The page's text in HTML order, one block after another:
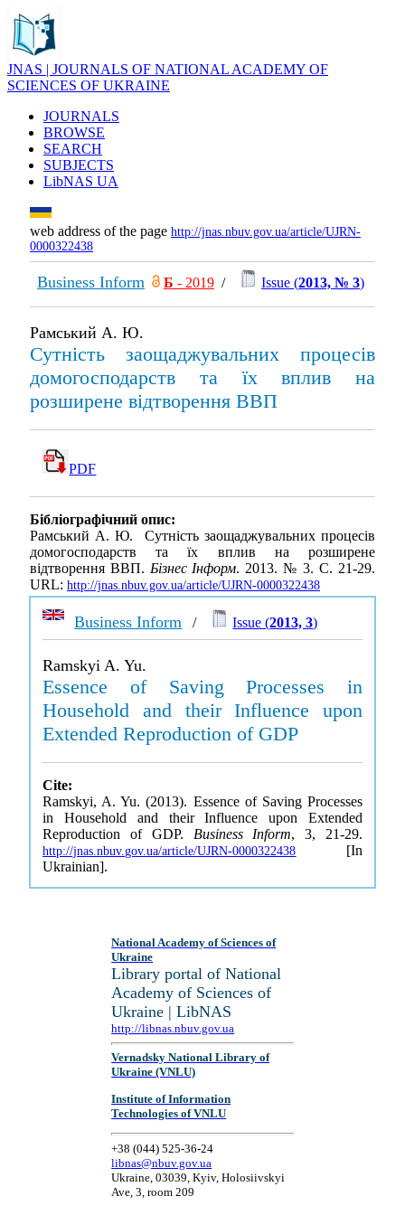
JNAS | JOURNALS OF NATIONAL ACADEMY OF
SCIENCES OF UKRAINE
JOURNALS
BROWSE
SEARCH
SUBJECTS
LibNAS UA
web address of the page http://jnas.nbuv.gov.ua/article/UJRN-
0000322438
Business Inform Б - 2019 / Issue (2013, № 3)
Рамський А. Ю.
Сутність заощаджувальних процесів
домогосподарств та їх вплив на
розширене відтворення ВВП
PDF
Бібліографічний опис:
Рамський А. Ю. Сутність заощаджувальних процесів
домогосподарств та їх вплив на розширене
відтворення ВВП. Бізнес Інформ. 2013. № 3. С. 21-29.
URL: http://jnas.nbuv.gov.ua/article/UJRN-0000322438
Business Inform / Issue (2013, 3)
Ramskyi A. Yu.
Essence of Saving Processes in
Household and their Influence upon
Extended Reproduction of GDP
Cite:
Ramskyi, A. Yu. (2013). Essence of Saving Processes
in Household and their Influence upon Extended
Reproduction of GDP. Business Inform, 3, 21-29.
http://jnas.nbuv.gov.ua/article/UJRN-0000322438 [In
Ukrainian].
National Academy of Sciences of
Ukraine
Library portal of National
Academy of Sciences of
Ukraine | LibNAS
http://libnas.nbuv.gov.ua
Vernadsky National Library of
Ukraine (VNLU)
Institute of Information
Technologies of VNLU
+38 (044) 525-36-24
libnas@nbuv.gov.ua
Ukraine, 03039, Kyiv, Holosiivskyi
Ave, 3, room 209